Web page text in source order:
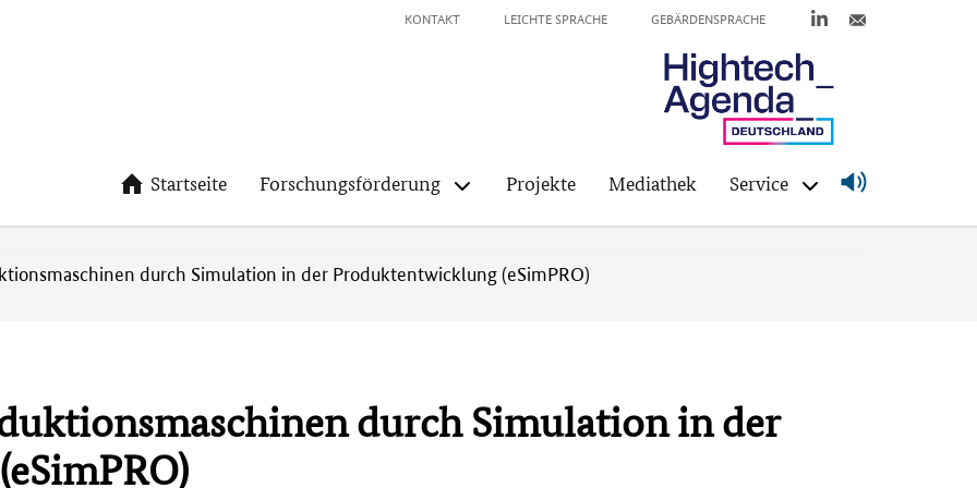
KONTAKT LEICHTE SPRACHE GEBÄRDENSPRACHE
Startseite Forschungsförderung Projekte Mediathek Service
durch Simulation in der Produktentwicklung (eSimPRO)
durch Simulation in der